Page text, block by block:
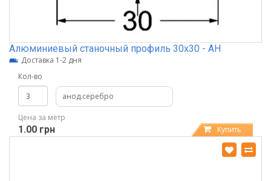
Алюминиевый станочный профиль 30х30 - АН
Доставка 1-2 дня
Кол-во
анод.серебро
Цена за метр
1.00 грн Купить